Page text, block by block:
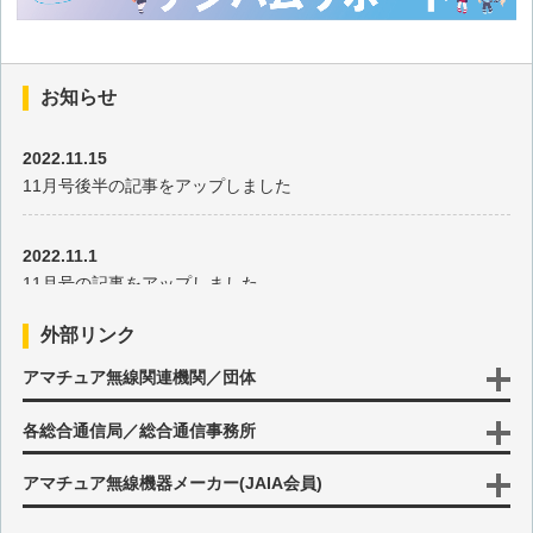
IC-SAT100M(車載型)に見るPoE(Power over Ethernet)技術
2万円台で作るD-STARゲートウェイサーバ
IC-705をスタンドマイクで運用する
ID-52オープニング画像をカスタマイズ
IC-705のワイヤレスリモート操作
お知らせ
2022.11.15
11月号後半の記事をアップしました
2022.11.1
11月号の記事をアップしました
2022.10.17
10月号後半の記事をアップしました
2022.10.3
10月号の記事をアップしました
外部リンク
アマチュア無線関連機関／団体
各総合通信局／総合通信事務所
アマチュア無線機器メーカー(JAIA会員)